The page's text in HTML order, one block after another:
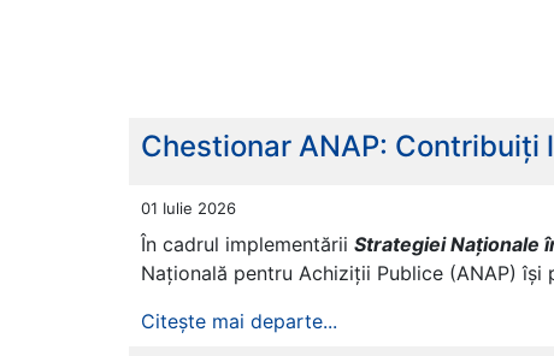
Chestionar ANAP:
01 Iulie 2026
În cadrul implementării Strategiei Naționale
Națională pentru Achiziții Publice (ANAP) își
Citește mai departe...